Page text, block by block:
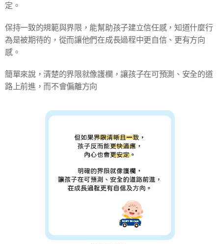
定。
保持一致的規範與界限，能幫助孩子建立信任感，知道什麼行
為是被期待的，從而讓他們在成長過程中更自信、更有方向
感。
簡單來說，清楚的界限就像護欄，讓孩子在可預測、安全的道
路上前進，而不會偏離方向🚦